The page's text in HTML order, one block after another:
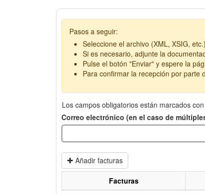
Pasos a seguir:
Seleccione el archivo (XML, XSIG,
Si es necesario, adjunte la
Pulse el botón "Enviar" y espere la
Para confirmar la recepción por parte
Los campos obligatorios están marcados
Correo electrónico (en el caso de
Añadir facturas
Facturas